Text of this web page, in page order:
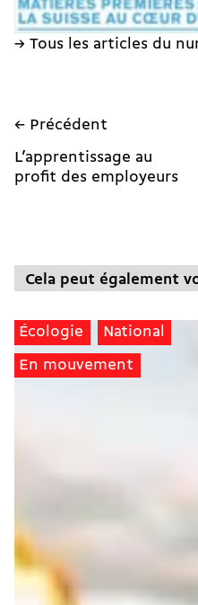
→ Tous les articles du
← Précédent
L’apprentissage au
profit des employeurs
Cela peut également
Écologie National
En mouvement